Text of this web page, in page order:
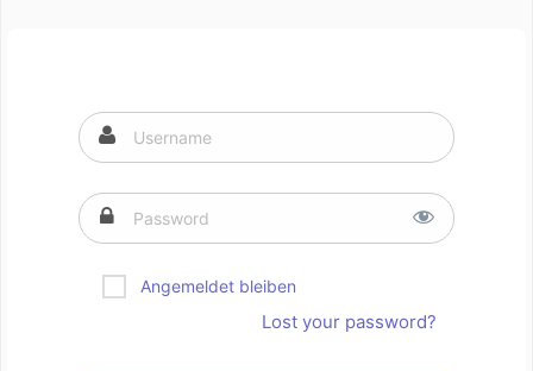
Angemeldet bleiben
Lost your password?